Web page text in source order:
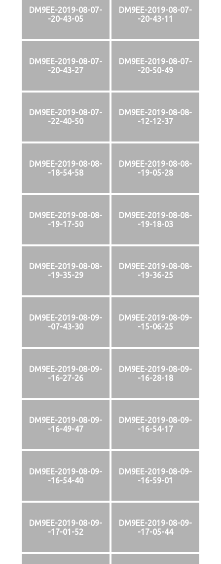
DM9EE-2019-08-07-
-20-43-05
DM9EE-2019-08-07-
-20-43-11
DM9EE-2019-08-07-
-20-43-27
DM9EE-2019-08-07-
-20-50-49
DM9EE-2019-08-07-
-22-40-50
DM9EE-2019-08-08-
-12-12-37
DM9EE-2019-08-08-
-18-54-58
DM9EE-2019-08-08-
-19-05-28
DM9EE-2019-08-08-
-19-17-50
DM9EE-2019-08-08-
-19-18-03
DM9EE-2019-08-08-
-19-35-29
DM9EE-2019-08-08-
-19-36-25
DM9EE-2019-08-09-
-07-43-30
DM9EE-2019-08-09-
-15-06-25
DM9EE-2019-08-09-
-16-27-26
DM9EE-2019-08-09-
-16-28-18
DM9EE-2019-08-09-
-16-49-47
DM9EE-2019-08-09-
-16-54-17
DM9EE-2019-08-09-
-16-54-40
DM9EE-2019-08-09-
-16-59-01
DM9EE-2019-08-09-
-17-01-52
DM9EE-2019-08-09-
-17-05-44